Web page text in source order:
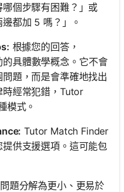
個步驟有困難？」或
邊都加 5 嗎？」。
根據您的回答，
具體數學概念。它不會
題，而是會準確地找出
經常犯錯，Tutor
模式。
Tutor Match Finder
供支援選項。這可能包
題分解為更小、更易於